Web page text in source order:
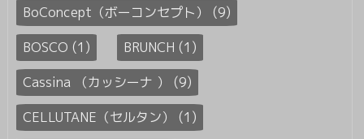
BoConcept（ボーコンセプト） (9)
BOSCO (1)
BRUNCH (1)
Cassina （カッシーナ ） (9)
CELLUTANE（セルタン） (1)